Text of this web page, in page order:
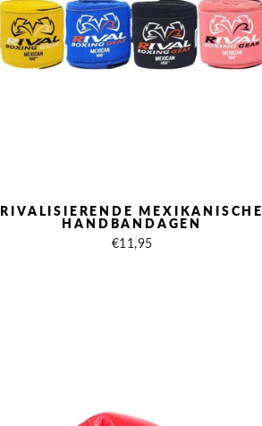
RIVALISIERENDE MEXIKANISCHE
HANDBANDAGEN
€11,95